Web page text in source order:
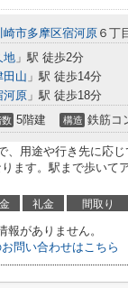
崎市多摩区宿河原 ６丁
地 」駅 徒歩2分
田山 」駅 徒歩14分
河原 」駅 徒歩18分
数 5階建 構造 鉄筋コ
、用途や行き先に応
ます。駅まで歩いて
礼金 間取り
報がありません。
問い合わせはこちら